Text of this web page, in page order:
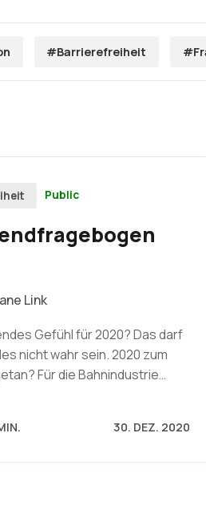
#Barrierefreiheit
Public
Link
Gefühl für 2020? Das darf
nicht wahr sein. 2020 zum
Für die Bahnindustrie…
30. DEZ. 2020